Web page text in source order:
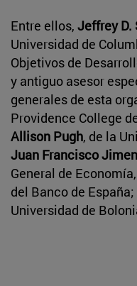
Entre ellos, Jeffrey D.
Universidad de
Objetivos de
y antiguo asesor
generales de esta
Providence College
Allison Pugh, de la
Juan Francisco
General de
del Banco de España;
Universidad de